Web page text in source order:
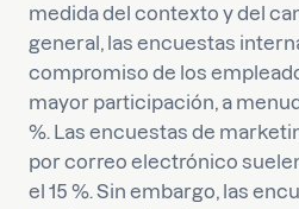
medida del contexto y del
general, las encuestas
compromiso de los
mayor participación, a
%. Las encuestas de
por correo electrónico
el 15 %. Sin embargo, las